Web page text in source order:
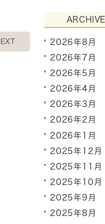
ARCHIVE
2026年8月
2026年7月
2026年5月
2026年4月
2026年3月
2026年2月
2026年1月
2025年12月
2025年11月
2025年10月
2025年9月
2025年8月